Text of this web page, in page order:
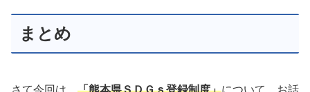
まとめ
さて今回は、 「熊本県ＳＤＧｓ登録制度」について、お話